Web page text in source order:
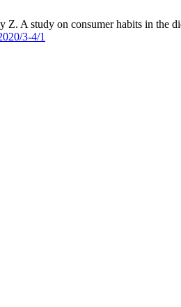
Z. A study on consumer habits in the
3-4/1